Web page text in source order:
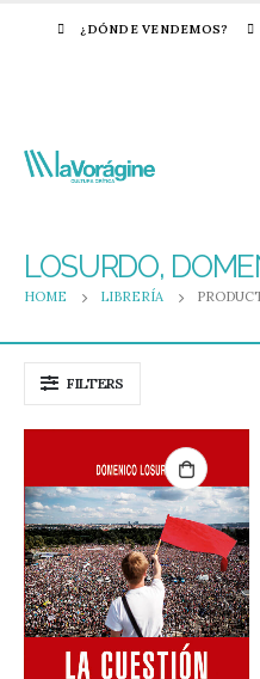
¿DÓNDE VENDEMOS?
LOSURDO,
HOME LIBRERÍA
FILTERS